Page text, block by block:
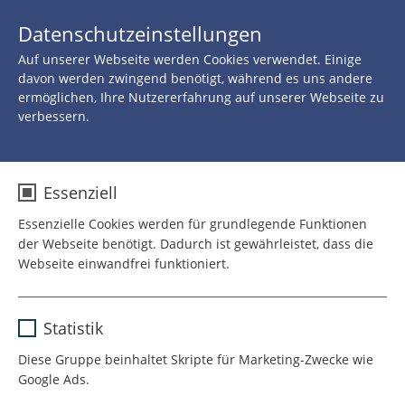
Zurück
06.FEBRUAR 2018
Unterwegs mit Ärzte
ohne Grenzen
Einsatz in Sierra Leone
Sierra Leone in Westafrika ist weit
weg. Rund zehn Stunden dauert der
Flug von Deutschland aus in die
Datenschutzeinstellungen
Auf unserer Webseite werden Cookies verwendet. Einige
davon werden zwingend benötigt, während es uns andere
ermöglichen, Ihre Nutzererfahrung auf unserer Webseite zu
verbessern.
Essenziell
Essenzielle Cookies werden für grundlegende Funktionen
der Webseite benötigt. Dadurch ist gewährleistet, dass die
Webseite einwandfrei funktioniert.
Laufzeit
Statistik
Diese Gruppe beinhaltet Skripte für Marketing-Zwecke wie
Google Ads.